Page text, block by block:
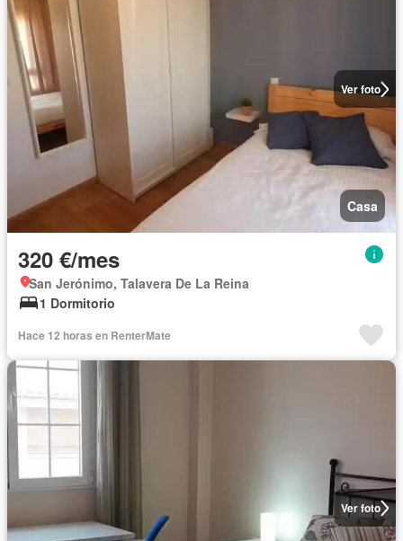
Ver foto
Casa
320 €/mes
San Jerónimo, Talavera De La Reina
1 Dormitorio
Hace 12 horas en RenterMate
Ver foto